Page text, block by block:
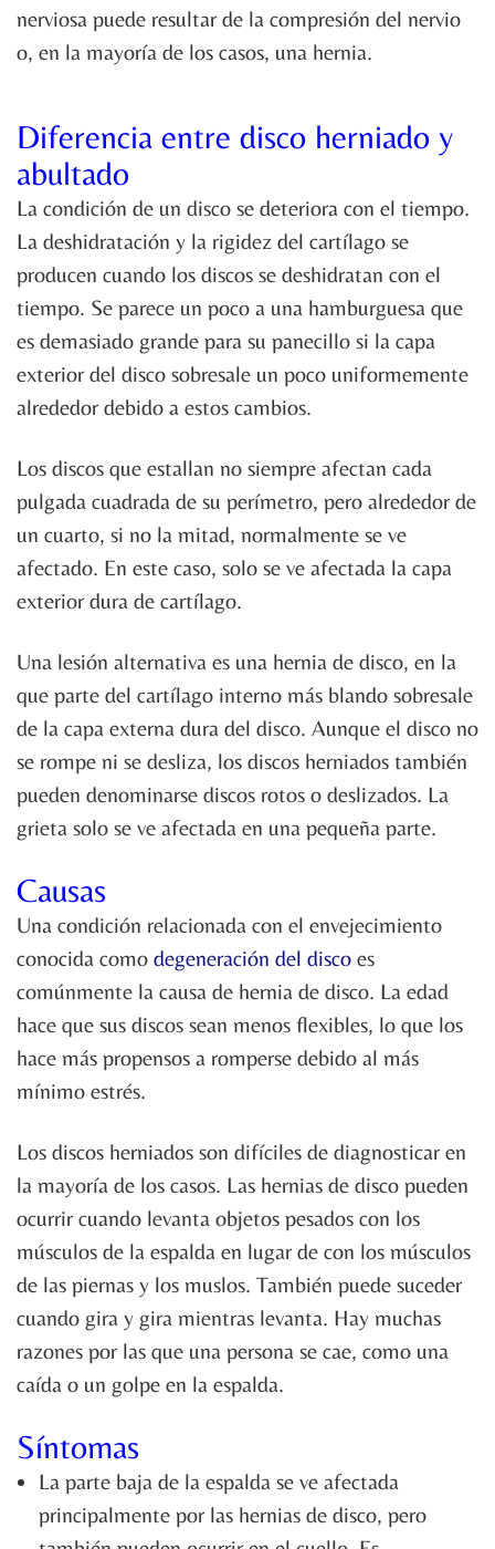
nerviosa puede resultar de la compresión del nervio
o, en la mayoría de los casos, una hernia.
Diferencia entre disco herniado y
abultado
La condición de un disco se deteriora con el tiempo.
La deshidratación y la rigidez del cartílago se
producen cuando los discos se deshidratan con el
tiempo. Se parece un poco a una hamburguesa que
es demasiado grande para su panecillo si la capa
exterior del disco sobresale un poco uniformemente
alrededor debido a estos cambios.
Los discos que estallan no siempre afectan cada
pulgada cuadrada de su perímetro, pero alrededor de
un cuarto, si no la mitad, normalmente se ve
afectado. En este caso, solo se ve afectada la capa
exterior dura de cartílago.
Una lesión alternativa es una hernia de disco, en la
que parte del cartílago interno más blando sobresale
de la capa externa dura del disco. Aunque el disco no
se rompe ni se desliza, los discos herniados también
pueden denominarse discos rotos o deslizados. La
grieta solo se ve afectada en una pequeña parte.
Causas
Una condición relacionada con el envejecimiento
conocida como degeneración del disco es
comúnmente la causa de hernia de disco. La edad
hace que sus discos sean menos flexibles, lo que los
hace más propensos a romperse debido al más
mínimo estrés.
Los discos herniados son difíciles de diagnosticar en
la mayoría de los casos. Las hernias de disco pueden
ocurrir cuando levanta objetos pesados ​​con los
músculos de la espalda en lugar de con los músculos
de las piernas y los muslos. También puede suceder
cuando gira y gira mientras levanta. Hay muchas
razones por las que una persona se cae, como una
caída o un golpe en la espalda.
Síntomas
La parte baja de la espalda se ve afectada
principalmente por las hernias de disco, pero